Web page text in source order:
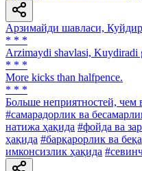
Арзимайди шавласи,
* * *
Arzimaydi shavlasi, Kuydiradi
* * *
More kicks than halfpence.
* * *
Больше неприятностей, чем
#самарадорлик ва
натижа ҳақида #фойда ва
ҳақида #барқарорлик ва
имконсизлик ҳақида